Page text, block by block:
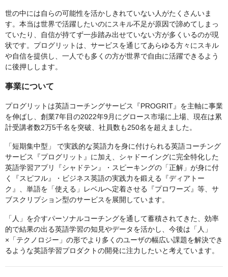
世の中には自らの可能性を活かしきれていない人がたくさんいま
す。本当は世界で活躍したいのにスキル不足が原因で諦めてしまっ
ていたり、自信が持てず一歩踏み出せていない方が多くいるのが現
状です。プログリットは、サービスを通じてあらゆる方々にスキル
や自信を提供し、一人でも多くの方が世界で自由に活躍できるよう
に後押しします。
事業について
プログリットは英語コーチングサービス『PROGRIT』を主軸に事業
を伸ばし、創業7年目の2022年9月にグロース市場に上場、現在は累
計受講者数2万5千名を突破、社員数も250名を超えました。
「短期集中型」 で実践的な英語力を身に付けられる英語コーチング
サービス『プログリット』に加え、シャドーイングに完全特化した
英語学習アプリ『シャドテン』・スピーキングの「正解」が身に付
く『スピフル』・ビジネス英語の実践力を鍛える『ディアトー
ク』、単語を「使える」レベルへ定着させる『プロワーズ』等、サ
ブスクリプション型のサービスを展開しています。
「人」を介すパーソナルコーチングを通して蓄積されてきた、効率
的で結果の出る英語学習の知見やデータを活かし、今後は「人」
×「テクノロジー」の形でより多くのユーザの幅広い課題を解決でき
るような英語学習プロダクトの開発に注力したいと考えています。